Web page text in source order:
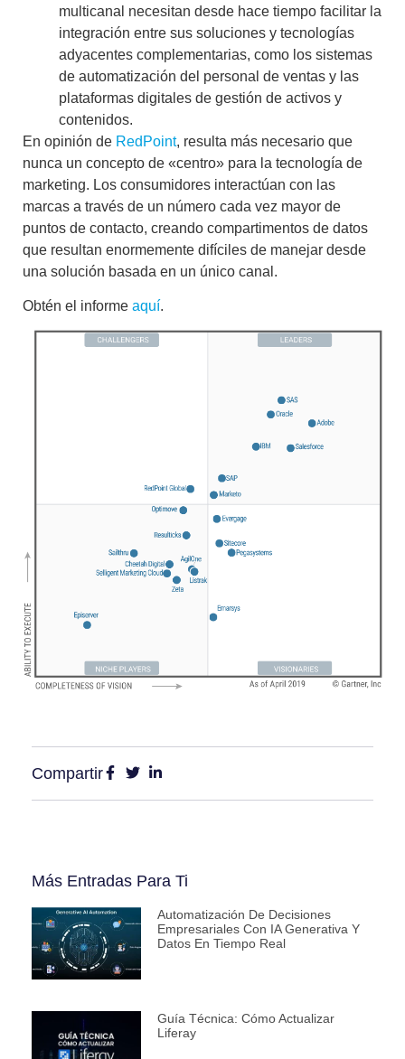
multicanal necesitan desde hace tiempo facilitar la
integración entre sus soluciones y tecnologías
adyacentes complementarias, como los sistemas
de automatización del personal de ventas y las
plataformas digitales de gestión de activos y
contenidos.
En opinión de RedPoint, resulta más necesario que
nunca un concepto de «centro» para la tecnología de
marketing. Los consumidores interactúan con las
marcas a través de un número cada vez mayor de
puntos de contacto, creando compartimentos de datos
que resultan enormemente difíciles de manejar desde
una solución basada en un único canal.
Obtén el informe aquí.
Compartir
Más Entradas Para Ti
Automatización De Decisiones
Empresariales Con IA Generativa Y
Datos En Tiempo Real
Guía Técnica: Cómo Actualizar
Liferay